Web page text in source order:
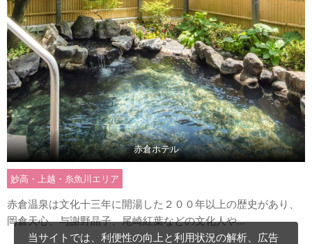
赤倉ホテル
妙高・上越・糸魚川エリア
赤倉温泉は文化十三年に開湯した２００年以上の歴史があり、
岡倉天心、与謝野晶子、尾崎紅葉などの文化人や...
当サイトでは、利便性の向上と利用状況の解析、広告